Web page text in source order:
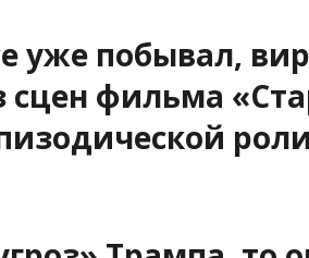
уже побывал,
фильма